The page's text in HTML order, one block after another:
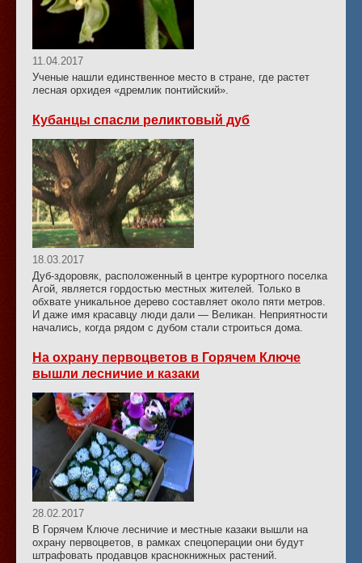
11.04.2017
Ученые нашли единственное место в стране, где растет
лесная орхидея «дремлик понтийский».
Кубанцы спасли реликтовый дуб
18.03.2017
Дуб-здоровяк, расположенный в центре курортного поселка
Агой, является гордостью местных жителей. Только в
обхвате уникальное дерево составляет около пяти метров.
И даже имя красавцу люди дали — Великан. Неприятности
начались, когда рядом с дубом стали строиться дома.
На охрану первоцветов в Горячем Ключе
вышли лесничие и казаки
28.02.2017
В Горячем Ключе лесничие и местные казаки вышли на
охрану первоцветов, в рамках спецоперации они будут
штрафовать продавцов краснокнижных растений.